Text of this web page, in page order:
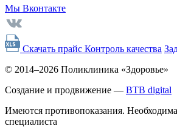
Мы Вконтакте
Скачать прайс Контроль качества
© 2014–2026 Поликлиника «Здоровье»
Создание и продвижение — BTB digital
Имеются противопоказания.
специалиста